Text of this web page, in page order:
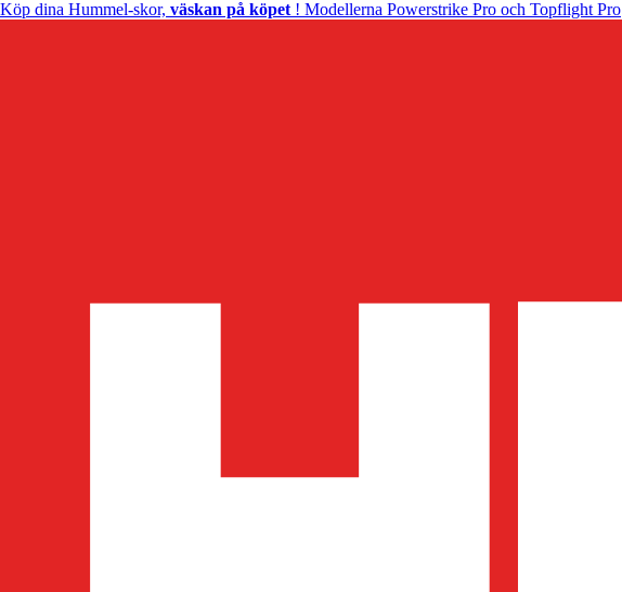
Köp dina Hummel-skor, väskan på köpet ! Modellerna Powerstrike Pro och Topflight Pro